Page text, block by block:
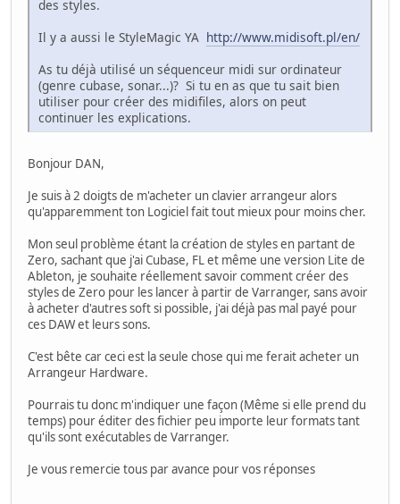
des styles.
Il y a aussi le StyleMagic YA http://www.midisoft.pl/en/
As tu déjà utilisé un séquenceur midi sur ordinateur
(genre cubase, sonar...)? Si tu en as que tu sait bien
utiliser pour créer des midifiles, alors on peut
continuer les explications.
Bonjour DAN,
Je suis à 2 doigts de m'acheter un clavier arrangeur alors
qu'apparemment ton Logiciel fait tout mieux pour moins cher.
Mon seul problème étant la création de styles en partant de
Zero, sachant que j'ai Cubase, FL et même une version Lite de
Ableton, je souhaite réellement savoir comment créer des
styles de Zero pour les lancer à partir de Varranger, sans avoir
à acheter d'autres soft si possible, j'ai déjà pas mal payé pour
ces DAW et leurs sons.
C'est bête car ceci est la seule chose qui me ferait acheter un
Arrangeur Hardware.
Pourrais tu donc m'indiquer une façon (Même si elle prend du
temps) pour éditer des fichier peu importe leur formats tant
qu'ils sont exécutables de Varranger.
Je vous remercie tous par avance pour vos réponses